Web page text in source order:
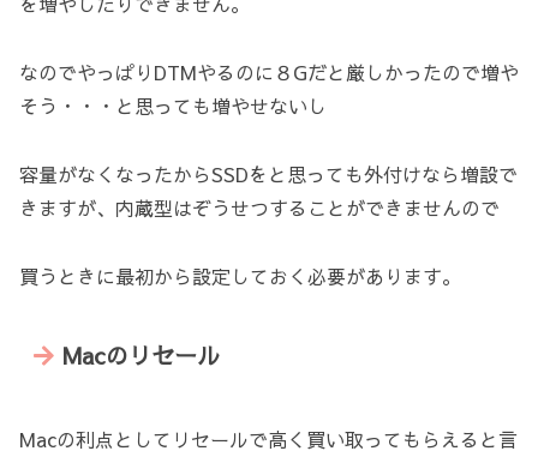
なのでやっぱりDTMやるのに８Gだと厳しかったので増や
そう・・・と思っても増やせないし
容量がなくなったからSSDをと思っても外付けなら増設で
きますが、内蔵型はぞうせつすることができませんので
買うときに最初から設定しておく必要があります。
Macのリセール
Macの利点としてリセールで高く買い取ってもらえると言